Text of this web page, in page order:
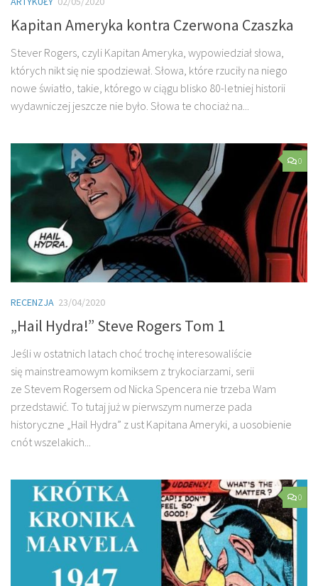
Kapitan Ameryka kontra Czerwona Czaszka
Stever Rogers, czyli Kapitan Ameryka, wypowiedział słowa,
których nikt się nie spodziewał. Słowa, które rzuciły na niego
nowe światło, takie, którego w ciągu blisko 80-letniej historii
wydawniczej jeszcze nie było. Słowa te chociaż na...
0
RECENZJA 23/04/2020
„Hail Hydra!” Steve Rogers Tom 1
Jeśli w ostatnich latach choć trochę interesowaliście
się mainstreamowym komiksem z trykociarzami, serii
ze Stevem Rogersem od Nicka Spencera nie trzeba Wam
przedstawić. To tutaj już w pierwszym numerze pada
historyczne „Hail Hydra” z ust Kapitana Ameryki, a uosobienie
cnót wszelakich...
0